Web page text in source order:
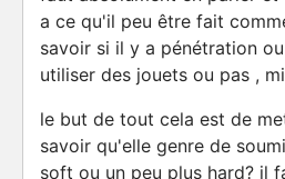
a ce qu'il peu être fait
savoir si il y a pénétration
utiliser des jouets ou pas ,
le but de tout cela est de
savoir qu'elle genre de
soft ou un peu plus hard? il